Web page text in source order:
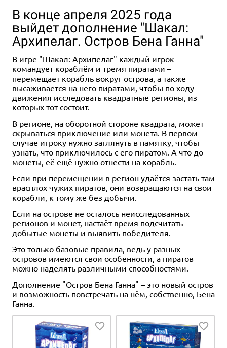
В конце апреля 2025 года
выйдет дополнение "Шакал:
Архипелаг. Остров Бена Ганна"
В игре "Шакал: Архипелаг" каждый игрок
командует кораблём и тремя пиратами –
перемещает корабль вокруг острова, а также
высаживается на него пиратами, чтобы по ходу
движения исследовать квадратные регионы, из
которых тот состоит.
В регионе, на оборотной стороне квадрата, может
скрываться приключение или монета. В первом
случае игроку нужно заглянуть в памятку, чтобы
узнать, что приключилось с его пиратом. А что до
монеты, её ещё нужно отнести на корабль.
Если при перемещении в регион удаётся застать там
врасплох чужих пиратов, они возвращаются на свои
корабли, к тому же без добычи.
Если на острове не осталось неисследованных
регионов и монет, настаёт время подсчитать
добытые монеты и выявить победителя.
Это только базовые правила, ведь у разных
островов имеются свои особенности, а пиратов
можно наделять различными способностями.
Дополнение "Остров Бена Ганна" – это новый остров
и возможность повстречать на нём, собственно, Бена
Ганна.